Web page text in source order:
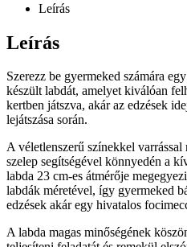
Leírás
Leírás
Szerezz be gyermeked számára
készült labdát, amelyet kiválóan
kertben játszva, akár az edzések
lejátszása során.
A véletlenszerű színekkel
szelep segítségével könnyedén a
labda 23 cm-es átmérője
labdák méretével, így gyermeked
edzések akár egy hivatalos
A labda magas minőségének